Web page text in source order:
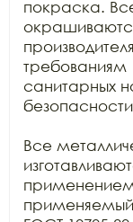
покраска.
требованиям
санитарных
Все
применением
применяемый